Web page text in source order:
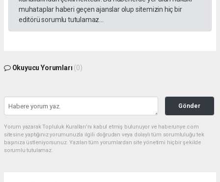
muhataplar haberi geçen ajanslar olup sitemizin hiç bir
editörü sorumlu tutulamaz...
Okuyucu Yorumları (0)
Gönder
Yorum yazarak Topluluk Kuralları’nı kabul etmiş bulunuyor ve haberunye.com
sitesine yaptığınız yorumunuzla ilgili doğrudan veya dolaylı tüm sorumluluğu tek
başınıza üstleniyorsunuz. Yazılan tüm yorumlardan site yönetimi hiçbir şekilde
sorumlu tutulamaz.